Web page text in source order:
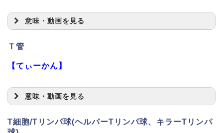
意味・動画を見る
Ｔ管
【てぃーかん】
意味・動画を見る
T細胞/Tリンパ球(ヘルパーTリンパ球、キラーTリンパ